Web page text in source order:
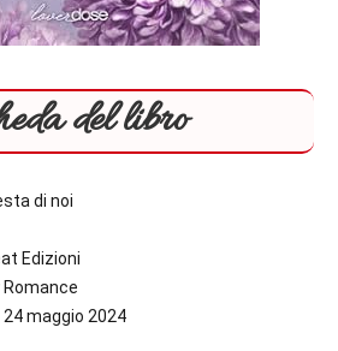
del libro
di noi
Edizioni
24 maggio 2024